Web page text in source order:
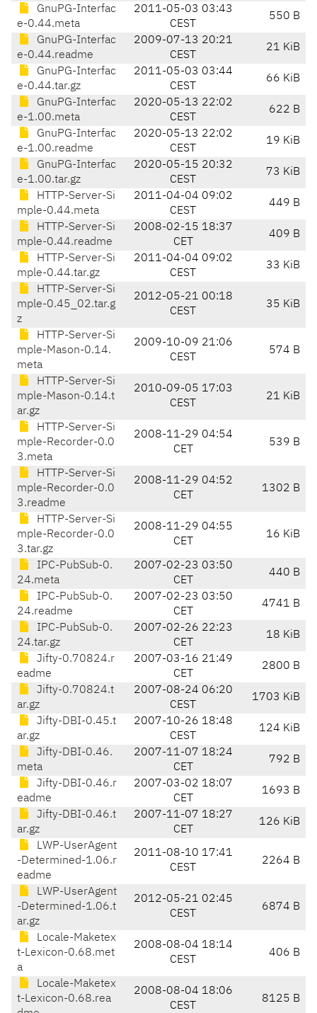
GnuPG-Interfac
e-0.44.meta
2011-05-03 03:43
CEST
550 B
GnuPG-Interfac
e-0.44.readme
2009-07-13 20:21
CEST
21 KiB
GnuPG-Interfac
e-0.44.tar.gz
2011-05-03 03:44
CEST
66 KiB
GnuPG-Interfac
e-1.00.meta
2020-05-13 22:02
CEST
622 B
GnuPG-Interfac
e-1.00.readme
2020-05-13 22:02
CEST
19 KiB
GnuPG-Interfac
e-1.00.tar.gz
2020-05-15 20:32
CEST
73 KiB
HTTP-Server-Si
mple-0.44.meta
2011-04-04 09:02
CEST
449 B
HTTP-Server-Si
mple-0.44.readme
2008-02-15 18:37
CET
409 B
HTTP-Server-Si
mple-0.44.tar.gz
2011-04-04 09:02
CEST
33 KiB
HTTP-Server-Si
mple-0.45_02.tar.g
z
2012-05-21 00:18
CEST
35 KiB
HTTP-Server-Si
mple-Mason-0.14.
meta
2009-10-09 21:06
CEST
574 B
HTTP-Server-Si
mple-Mason-0.14.t
ar.gz
2010-09-05 17:03
CEST
21 KiB
HTTP-Server-Si
mple-Recorder-0.0
3.meta
2008-11-29 04:54
CET
539 B
HTTP-Server-Si
mple-Recorder-0.0
3.readme
2008-11-29 04:52
CET
1302 B
HTTP-Server-Si
mple-Recorder-0.0
3.tar.gz
2008-11-29 04:55
CET
16 KiB
IPC-PubSub-0.
24.meta
2007-02-23 03:50
CET
440 B
IPC-PubSub-0.
24.readme
2007-02-23 03:50
CET
4741 B
IPC-PubSub-0.
24.tar.gz
2007-02-26 22:23
CET
18 KiB
Jifty-0.70824.r
eadme
2007-03-16 21:49
CET
2800 B
Jifty-0.70824.t
ar.gz
2007-08-24 06:20
CEST
1703 KiB
Jifty-DBI-0.45.t
ar.gz
2007-10-26 18:48
CEST
124 KiB
Jifty-DBI-0.46.
meta
2007-11-07 18:24
CET
792 B
Jifty-DBI-0.46.r
eadme
2007-03-02 18:07
CET
1693 B
Jifty-DBI-0.46.t
ar.gz
2007-11-07 18:27
CET
126 KiB
LWP-UserAgent
-Determined-1.06.r
eadme
2011-08-10 17:41
CEST
2264 B
LWP-UserAgent
-Determined-1.06.t
ar.gz
2012-05-21 02:45
CEST
6874 B
Locale-Maketex
t-Lexicon-0.68.met
a
2008-08-04 18:14
CEST
406 B
Locale-Maketex
t-Lexicon-0.68.rea
2008-08-04 18:06
CEST
8125 B